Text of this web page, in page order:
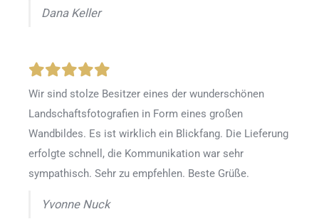
Dana Keller
Wir sind stolze Besitzer eines der wunderschönen
Landschaftsfotografien in Form eines großen
Wandbildes. Es ist wirklich ein Blickfang. Die Lieferung
erfolgte schnell, die Kommunikation war sehr
sympathisch. Sehr zu empfehlen. Beste Grüße.
Yvonne Nuck